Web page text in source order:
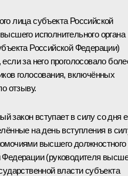
лица субъекта Российской
исполнительного органа
Российской Федерации)
за него проголосовало
голосования, включённых
отзыву.
закон вступает в силу со дня
на день вступления в
высшего должностного
(руководителя
власти субъекта